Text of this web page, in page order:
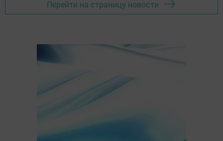
Перейти на страницу новости